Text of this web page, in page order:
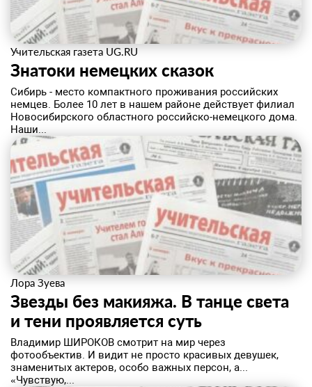
Учительская газета UG.RU
Знатоки немецких сказок
Сибирь - место компактного проживания российских
немцев. Более 10 лет в нашем районе действует филиал
Новосибирского областного российско-немецкого дома.
Наши...
Лора Зуева
Звезды без макияжа. В танце света
и тени проявляется суть
Владимир ШИРОКОВ смотрит на мир через
фотообъектив. И видит не просто красивых девушек,
знаменитых актеров, особо важных персон, а...
«Чувствую,...